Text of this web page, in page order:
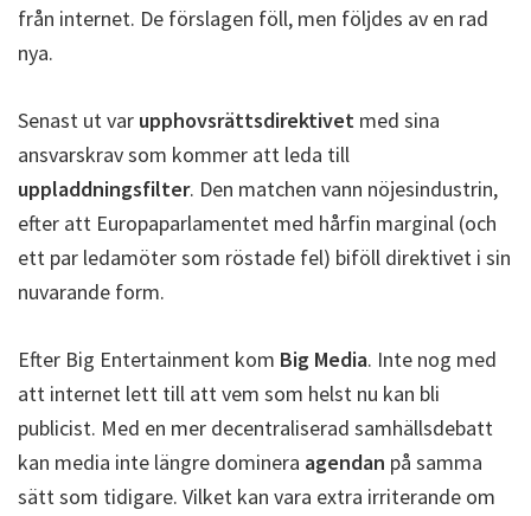
från internet. De förslagen föll, men följdes av en rad
nya.
Senast ut var upphovsrättsdirektivet med sina
ansvarskrav som kommer att leda till
uppladdningsfilter. Den matchen vann nöjesindustrin,
efter att Europaparlamentet med hårfin marginal (och
ett par ledamöter som röstade fel) biföll direktivet i sin
nuvarande form.
Efter Big Entertainment kom Big Media. Inte nog med
att internet lett till att vem som helst nu kan bli
publicist. Med en mer decentraliserad samhällsdebatt
kan media inte längre dominera agendan på samma
sätt som tidigare. Vilket kan vara extra irriterande om